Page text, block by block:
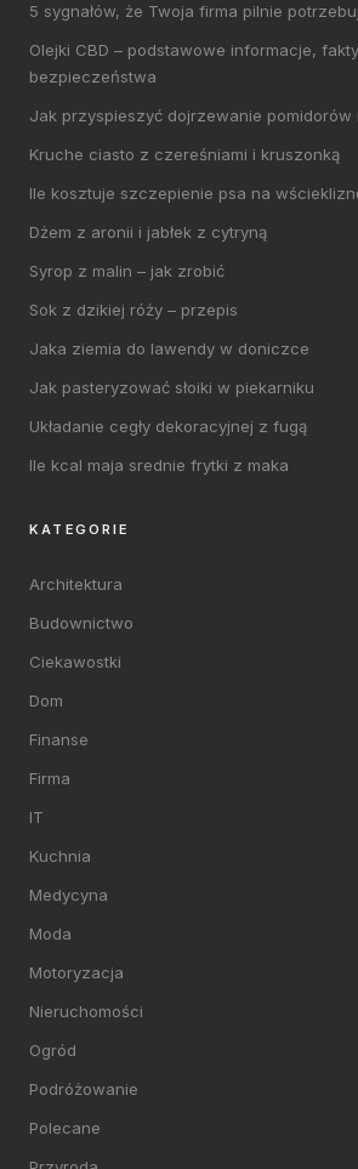
5 sygnałów, że Twoja firma pilnie
Olejki CBD – podstawowe informacje,
bezpieczeństwa
Jak przyspieszyć dojrzewanie pomidorów
Kruche ciasto z czereśniami i kruszonką
Ile kosztuje szczepienie psa na
Dżem z aronii i jabłek z cytryną
Syrop z malin – jak zrobić
Sok z dzikiej róży – przepis
Jaka ziemia do lawendy w doniczce
Jak pasteryzować słoiki w piekarniku
Układanie cegły dekoracyjnej z fugą
Ile kcal maja srednie frytki z maka
KATEGORIE
Architektura
Budownictwo
Ciekawostki
Dom
Finanse
Firma
IT
Kuchnia
Medycyna
Moda
Motoryzacja
Nieruchomości
Ogród
Podróżowanie
Polecane